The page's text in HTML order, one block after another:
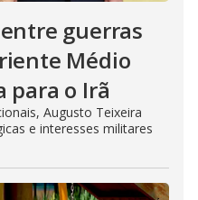
guerras
Médio
para o Irã
Augusto Teixeira
e interesses militares